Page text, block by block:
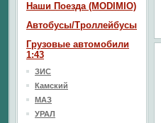
Наши Поезда (MODIMIO)
Автобусы/Троллейбусы
Грузовые автомобили
1:43
ЗИС
Камский
МАЗ
УРАЛ